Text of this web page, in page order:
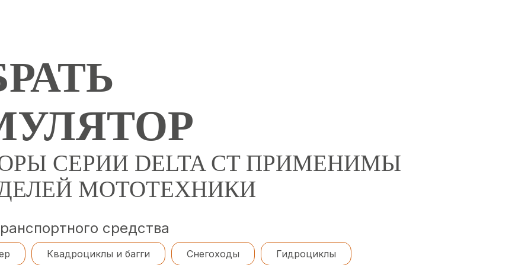
СЕРИИ DELTA CT ПРИМЕНИМЫ
МОТОТЕХНИКИ
средства
Квадроциклы и багги Снегоходы Гидроциклы